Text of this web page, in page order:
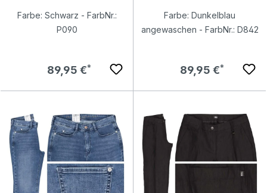
Farbe: Schwarz - FarbNr.:
P090
Regulärer Preis:
89,95 €
Farbe: Dunkelblau
angewaschen - FarbNr.: D842
Regulärer Preis:
89,95 €